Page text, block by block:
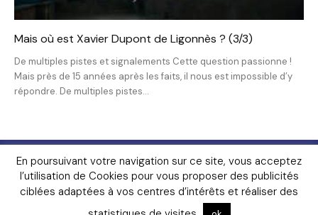
Mais où est Xavier Dupont de Ligonnès ? (3/3)
De multiples pistes et signalements Cette question passionne !
Mais près de 15 années après les faits, il nous est impossible d’y
répondre. De multiples pistes...
Livres FAQ Lexique
Contact
Mentions Légales
Contributeurs
Témoignages
Gendarmerie
© Copyright 2026 – www.police-scientifique.com – Site
indépendant de référence sur la police scientifique, en ligne
En poursuivant votre navigation sur ce site, vous acceptez
l’utilisation de Cookies pour vous proposer des publicités
ciblées adaptées à vos centres d’intérêts et réaliser des